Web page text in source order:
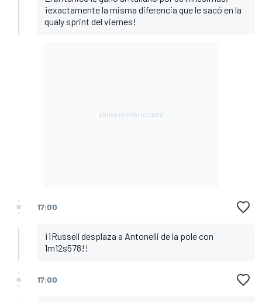
¡exactamente la misma diferencia que le sacó en la
qualy sprint del viernes!
17:00
¡¡Russell desplaza a Antonelli de la pole con
1m12s578!!
17:00